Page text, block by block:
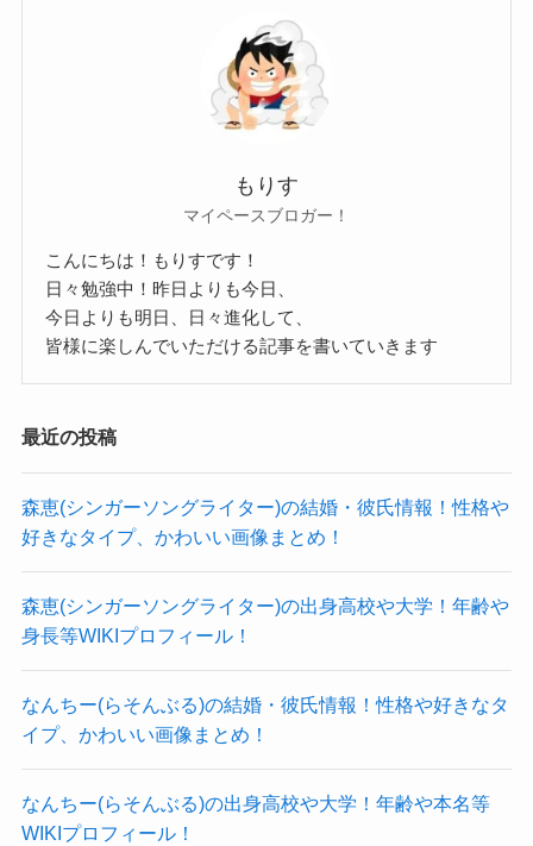
こちらもSNSで大学に合格したことを公表してい
残念ながら合格とはならず、滑り止めだった大和
大学に進学したようです。
クー
素直に話しているのが好感を持て
るね！
と、
空中世界はこの大和大学3年生だった時に音楽活動
1stEPをリリースするなど、
当時から将来の本格的な音楽活動を考えて活動し
ていたようでした。
すでに音楽活動を開始した時には、
将来的に音楽1本に絞ると決めていたのかもしれま
せん！
教育学部であれば教師になるという安定した道も
もりす
マイペースブロガー！
こんにちは！もりすです！
日々勉強中！昨日よりも今日、
今日よりも明日、日々進化して、
皆様に楽しんでいただける記事を書いていきます
最近の投稿
森恵(シンガーソングライター)の結婚・彼氏情報！性格や
好きなタイプ、かわいい画像まとめ！
森恵(シンガーソングライター)の出身高校や大学！年齢や
身長等WIKIプロフィール！
なんちー(らそんぶる)の結婚・彼氏情報！性格や好きなタ
イプ、かわいい画像まとめ！
なんちー(らそんぶる)の出身高校や大学！年齢や本名等
WIKIプロフィール！